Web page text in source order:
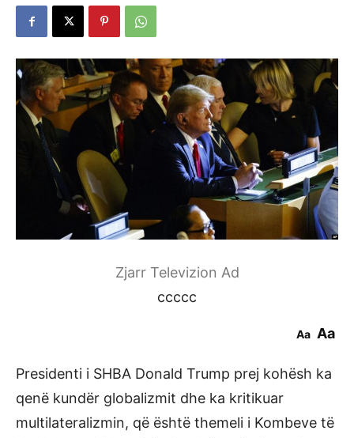
Zjarr Televizion Ad
ccccc
Aa Aa
Presidenti i SHBA Donald Trump prej kohësh ka
qenë kundër globalizmit dhe ka kritikuar
multilateralizmin, që është themeli i Kombeve të